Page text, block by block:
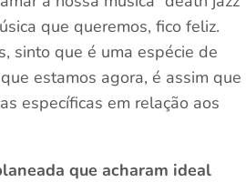
que queremos, fico feliz.
sinto que é uma espécie de
estamos agora, é assim que
específicas em relação aos
que acharam ideal